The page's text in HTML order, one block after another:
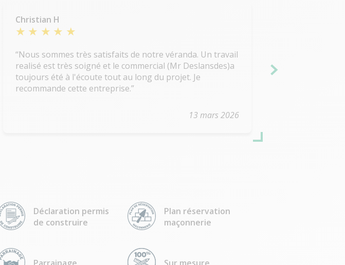
Christian H
13 mars 2026
Nous sommes très satisfaits de notre véranda. Un travail
realisé est très soigné et le commercial (Mr Deslansdes)a
toujours été à l'écoute tout au long du projet. Je
recommande cette entreprise.
beaucoup ! Il
Déclaration permis
de construire
Plan réservation
maçonnerie